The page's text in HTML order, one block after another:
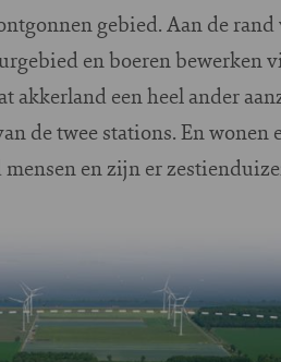
gebied. Aan de
en boeren bewerken
akkerland een heel ander
de twee stations. En wonen
en zijn er